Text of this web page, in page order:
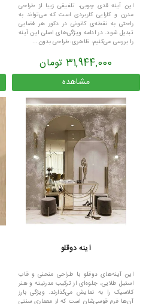
این آینه قدی چوبی، تلفیقی زیبا از طراحی
مدرن و کارایی کاربردی است که می‌تواند به
راحتی به نقطه‌ی کانونی در دکور هر فضایی
تبدیل شود. در ادامه ویژگی‌های اصلی این آینه
را بررسی می‌کنیم: ظاهری:طراحی بدون...
31,944,000 تومان
مشاهده
آینه دوقلو
این آینه‌های دوقلو با طراحی منحنی و قاب
استیل طلایی، جلوه‌ای از ترکیب مدرنیته و هنر
کلاسیک را به نمایش می‌گذارند. ویژگی بارز
آن‌ها فرم قوسی‌شان است که از معماری سنتی